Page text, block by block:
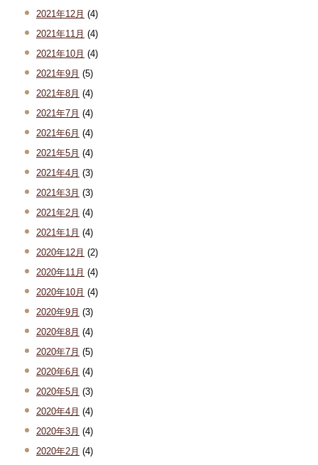
2021年12月 (4)
2021年11月 (4)
2021年10月 (4)
2021年9月 (5)
2021年8月 (4)
2021年7月 (4)
2021年6月 (4)
2021年5月 (4)
2021年4月 (3)
2021年3月 (3)
2021年2月 (4)
2021年1月 (4)
2020年12月 (2)
2020年11月 (4)
2020年10月 (4)
2020年9月 (3)
2020年8月 (4)
2020年7月 (5)
2020年6月 (4)
2020年5月 (3)
2020年4月 (4)
2020年3月 (4)
2020年2月 (4)